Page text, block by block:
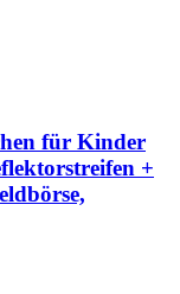
für Kinder
+